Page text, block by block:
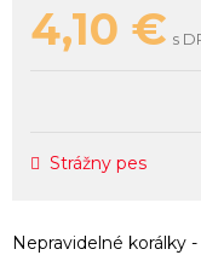
4,10 € s
Strážny pes
Nepravidelné korálky